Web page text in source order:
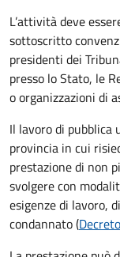
L’attività deve
sottoscritto
presidenti dei
presso lo Stato, le
o organizzazioni di
Il lavoro di pubblica
provincia in cui
prestazione di non
svolgere con
esigenze di lavoro,
condannato (